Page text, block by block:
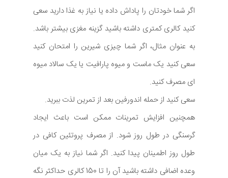
اگر شما خودتان را پاداش داده یا نیاز به غذا دارید سعی
کنید کالری کمتری داشته باشید گزینه مغزی بیشتر باشد.
به عنوان مثال، اگر شما چیزی شیرین را امتحان کنید
سعی کنید یک ماست و میوه پارافیت یا یک سالاد میوه
ای مصرف کنید.
سعی کنید از حمله اندورفین بعد از تمرین لذت ببرید.
همچنین افزایش تمرینات ممکن است باعث ایجاد
گرسنگی در طول روز شود. از مصرف پروتئین کافی در
طول روز اطمینان پیدا کنید. اگر شما نیاز به یک میان
وعده اضافی داشته باشید آن را تا 150 کالری حداکثر نگه